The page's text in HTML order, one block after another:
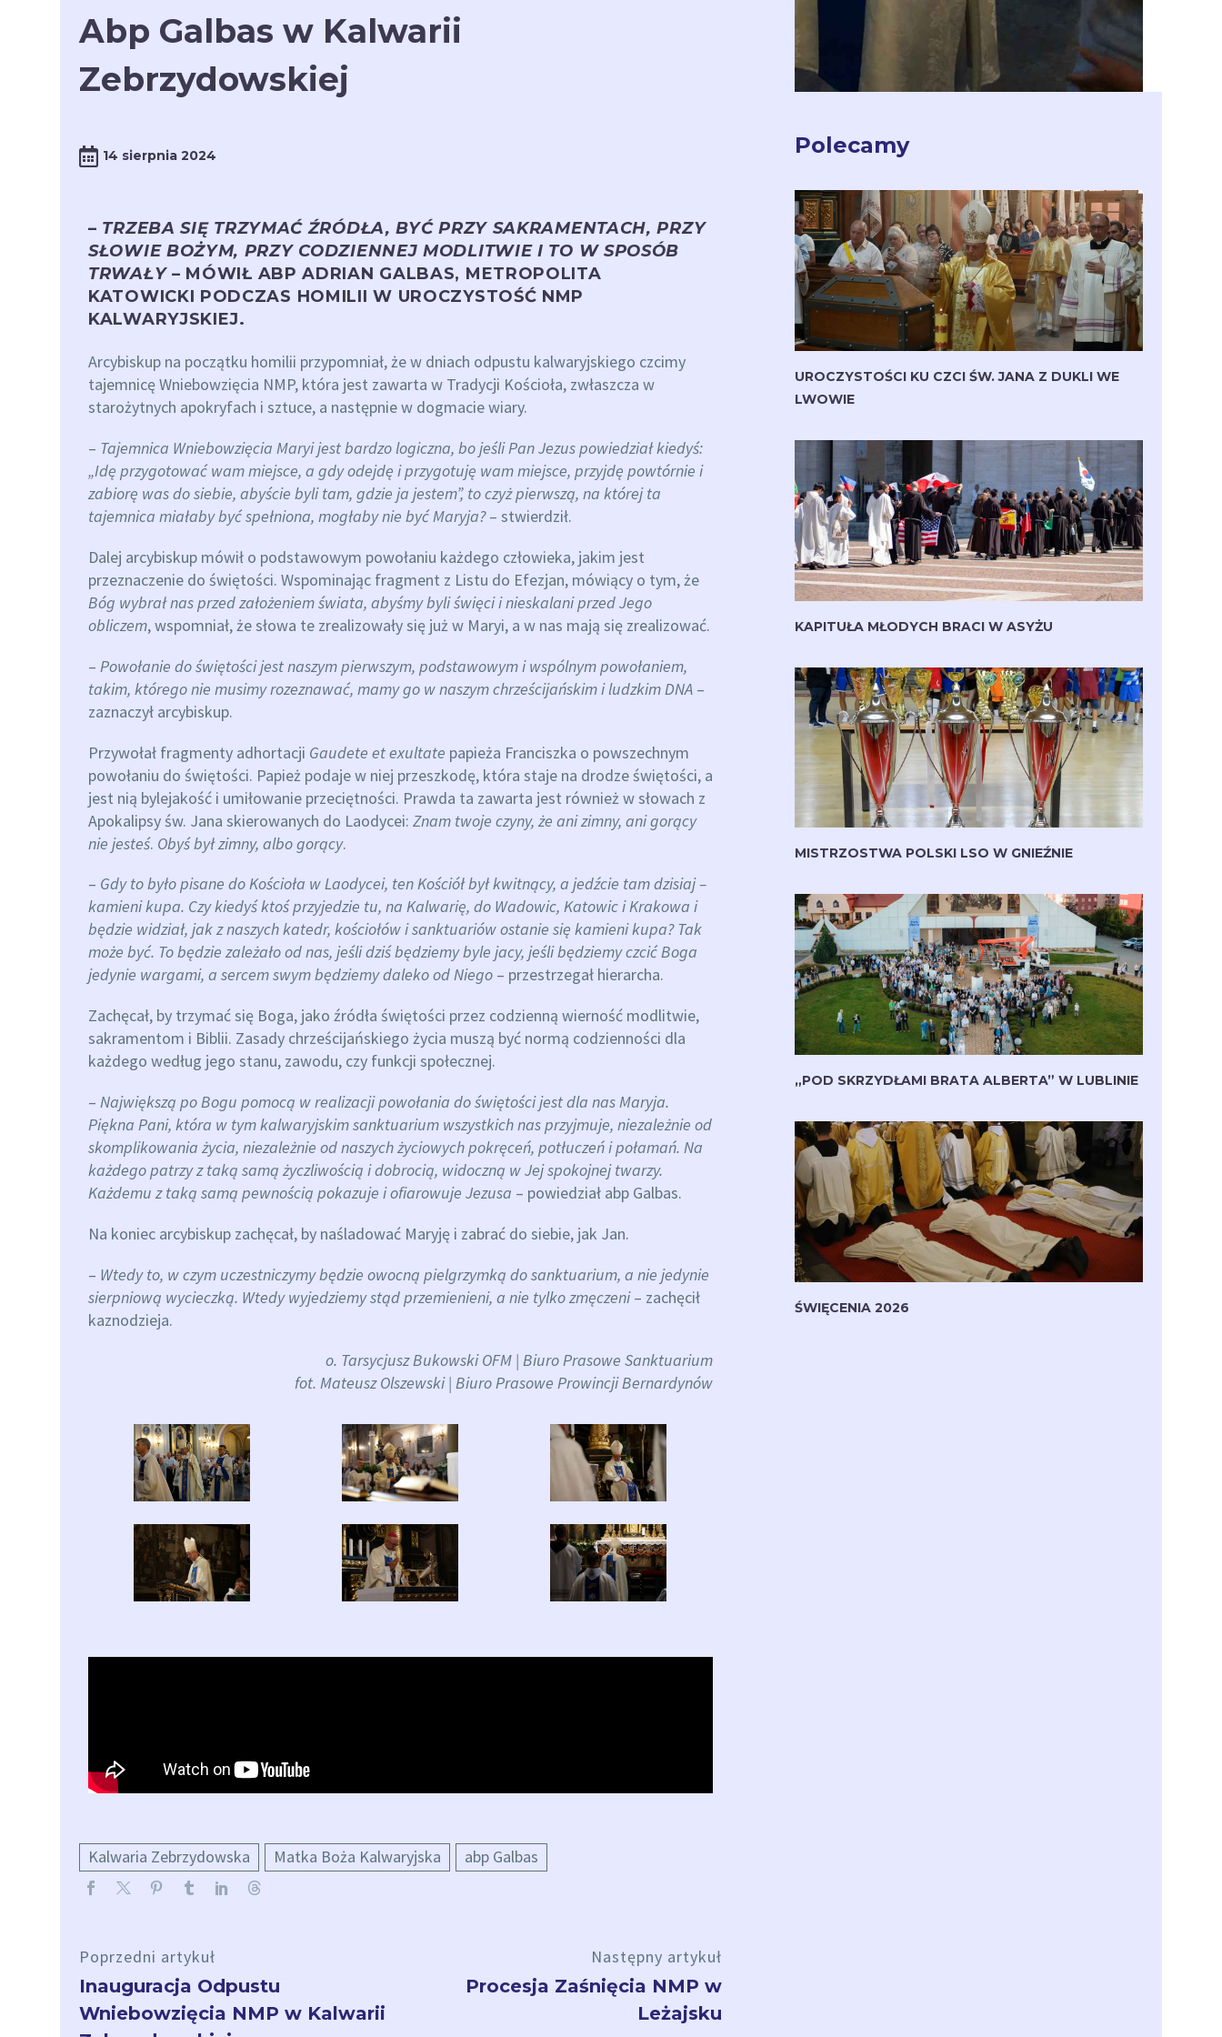
Abp Galbas w Kalwarii
Zebrzydowskiej
14 sierpnia 2024
– TRZEBA SIĘ TRZYMAĆ ŹRÓDŁA, BYĆ PRZY SAKRAMENTACH, PRZY
SŁOWIE BOŻYM, PRZY CODZIENNEJ MODLITWIE I TO W SPOSÓB
TRWAŁY– MÓWIŁ ABP ADRIAN GALBAS, METROPOLITA
KATOWICKI PODCZAS HOMILII W UROCZYSTOŚĆ NMP
KALWARYJSKIEJ.
Arcybiskup na początku homilii przypomniał, że w dniach odpustu kalwaryjskiego czcimy
tajemnicę Wniebowzięcia NMP, która jest zawarta w Tradycji Kościoła, zwłaszcza w
starożytnych apokryfach i sztuce, a następnie w dogmacie wiary.
– Tajemnica Wniebowzięcia Maryi jest bardzo logiczna, bo jeśli Pan Jezus powiedział kiedyś:
„Idę przygotować wam miejsce, a gdy odejdę i przygotuję wam miejsce, przyjdę powtórnie i
zabiorę was do siebie, abyście byli tam, gdzie ja jestem”, to czyż pierwszą, na której ta
tajemnica miałaby być spełniona, mogłaby nie być Maryja?– stwierdził.
Dalej arcybiskup mówił o podstawowym powołaniu każdego człowieka, jakim jest
przeznaczenie do świętości. Wspominając fragment z Listu do Efezjan, mówiący o tym, że
Bóg wybrał nas przed założeniem świata, abyśmy byli święci i nieskalani przed Jego
obliczem, wspomniał, że słowa te zrealizowały się już w Maryi, a w nas mają się zrealizować.
– Powołanie do świętości jest naszym pierwszym, podstawowym i wspólnym powołaniem,
takim, którego nie musimy rozeznawać, mamy go w naszym chrześcijańskim i ludzkim DNA –
zaznaczył arcybiskup.
Przywołał fragmenty adhortacji Gaudete et exultate papieża Franciszka o powszechnym
powołaniu do świętości. Papież podaje w niej przeszkodę, która staje na drodze świętości, a
jest nią bylejakość i umiłowanie przeciętności. Prawda ta zawarta jest również w słowach z
Apokalipsy św. Jana skierowanych do Laodycei: Znam twoje czyny, że ani zimny, ani gorący
nie jesteś. Obyś był zimny, albo gorący.
– Gdy to było pisane do Kościoła w Laodycei, ten Kościół był kwitnący, a jedźcie tam dzisiaj –
kamieni kupa. Czy kiedyś ktoś przyjedzie tu, na Kalwarię, do Wadowic, Katowic i Krakowa i
będzie widział, jak z naszych katedr, kościołów i sanktuariów ostanie się kamieni kupa? Tak
może być. To będzie zależało od nas, jeśli dziś będziemy byle jacy, jeśli będziemy czcić Boga
jedynie wargami, a sercem swym będziemy daleko od Niego – przestrzegał hierarcha.
Zachęcał, by trzymać się Boga, jako źródła świętości przez codzienną wierność modlitwie,
sakramentom i Biblii. Zasady chrześcijańskiego życia muszą być normą codzienności dla
każdego według jego stanu, zawodu, czy funkcji społecznej.
– Największą po Bogu pomocą w realizacji powołania do świętości jest dla nas Maryja.
Piękna Pani, która w tym kalwaryjskim sanktuarium wszystkich nas przyjmuje, niezależnie od
skomplikowania życia, niezależnie od naszych życiowych pokręceń, potłuczeń i połamań. Na
każdego patrzy z taką samą życzliwością i dobrocią, widoczną w Jej spokojnej twarzy.
Każdemu z taką samą pewnością pokazuje i ofiarowuje Jezusa – powiedział abp Galbas.
Na koniec arcybiskup zachęcał, by naśladować Maryję i zabrać do siebie, jak Jan.
– Wtedy to, w czym uczestniczymy będzie owocną pielgrzymką do sanktuarium, a nie jedynie
sierpniową wycieczką. Wtedy wyjedziemy stąd przemienieni, a nie tylko zmęczeni– zachęcił
kaznodzieja.
o. Tarsycjusz Bukowski OFM | Biuro Prasowe Sanktuarium
fot. Mateusz Olszewski | Biuro Prasowe Prowincji Bernardynów
Kalwaria Zebrzydowska Matka Boża Kalwaryjska abp Galbas
Poprzedni artykuł
Inauguracja Odpustu
Wniebowzięcia NMP w Kalwarii
Następny artykuł
Procesja Zaśnięcia NMP w
Leżajsku
Polecamy
UROCZYSTOŚCI KU CZCI ŚW. JANA Z DUKLI WE
LWOWIE
KAPITUŁA MŁODYCH BRACI W ASYŻU
MISTRZOSTWA POLSKI LSO W GNIEŹNIE
„POD SKRZYDŁAMI BRATA ALBERTA” W LUBLINIE
ŚWIĘCENIA 2026